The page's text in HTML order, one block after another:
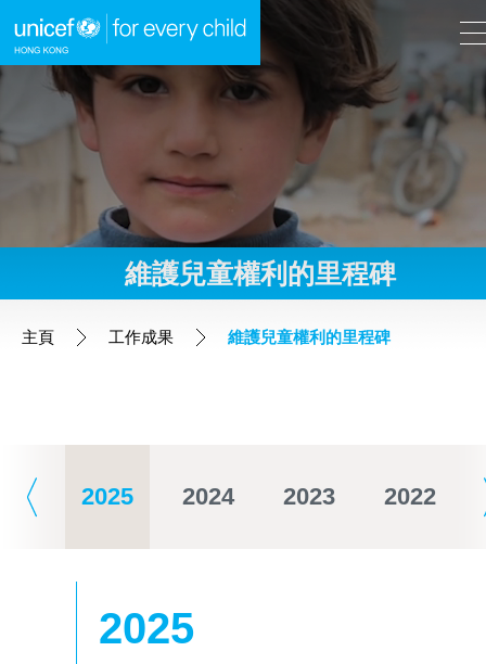
跳到內容（按回車鍵）
A A EN 繁
維護兒童權利的里程碑
捐款用途
維護兒童權利的里程碑
主頁 工作成果 維護兒童權利的里程碑
2025 2024 2023 2022
2025